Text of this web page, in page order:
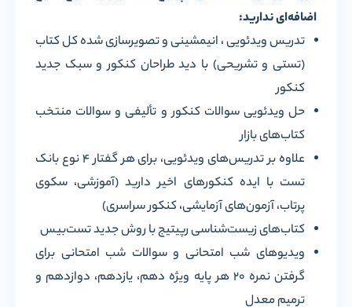
اضافه‌ای ندارید:
تدریس ویدئویی ، انیمشینی و تصویرسازی شده کل کتاب
(تستی و تشریحی) با دید طراحان کنکور و سبک جدید
کنکور
حل ویدئویی سوالات کنکور و تألیفی و سوالات منتخب
کتاب‌های بازار
علاوه بر تدریس‌های ویدئویی، برای هر گفتار ۴ نوع بانک
تست با ایده کنکورهای اخیر دارید (آموزشی، سکوی
پرتاب، آزمون‌های آزمایشی، کنکور سراسری)
کتاب‌های زیست‌شناسی رپیتیج با روش جدید تست‌بیس
ویدیو‌های شب امتحانی و سوالات شب امتحانی برای
گرفتن نمره ۲۰ هر پایه ویژه دهم، یازدهم، دوازدهم و
ترمیم معدل